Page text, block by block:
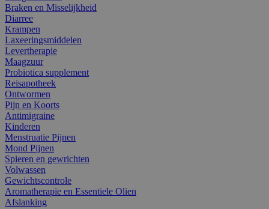
Braken en Misselijkheid
Diarree
Krampen
Laxeeringsmiddelen
Levertherapie
Maagzuur
Probiotica supplement
Reisapotheek
Ontwormen
Pijn en Koorts
Antimigraine
Kinderen
Menstruatie Pijnen
Mond Pijnen
Spieren en gewrichten
Volwassen
Gewichtscontrole
Aromatherapie en Essentiele Olien
Afslanking